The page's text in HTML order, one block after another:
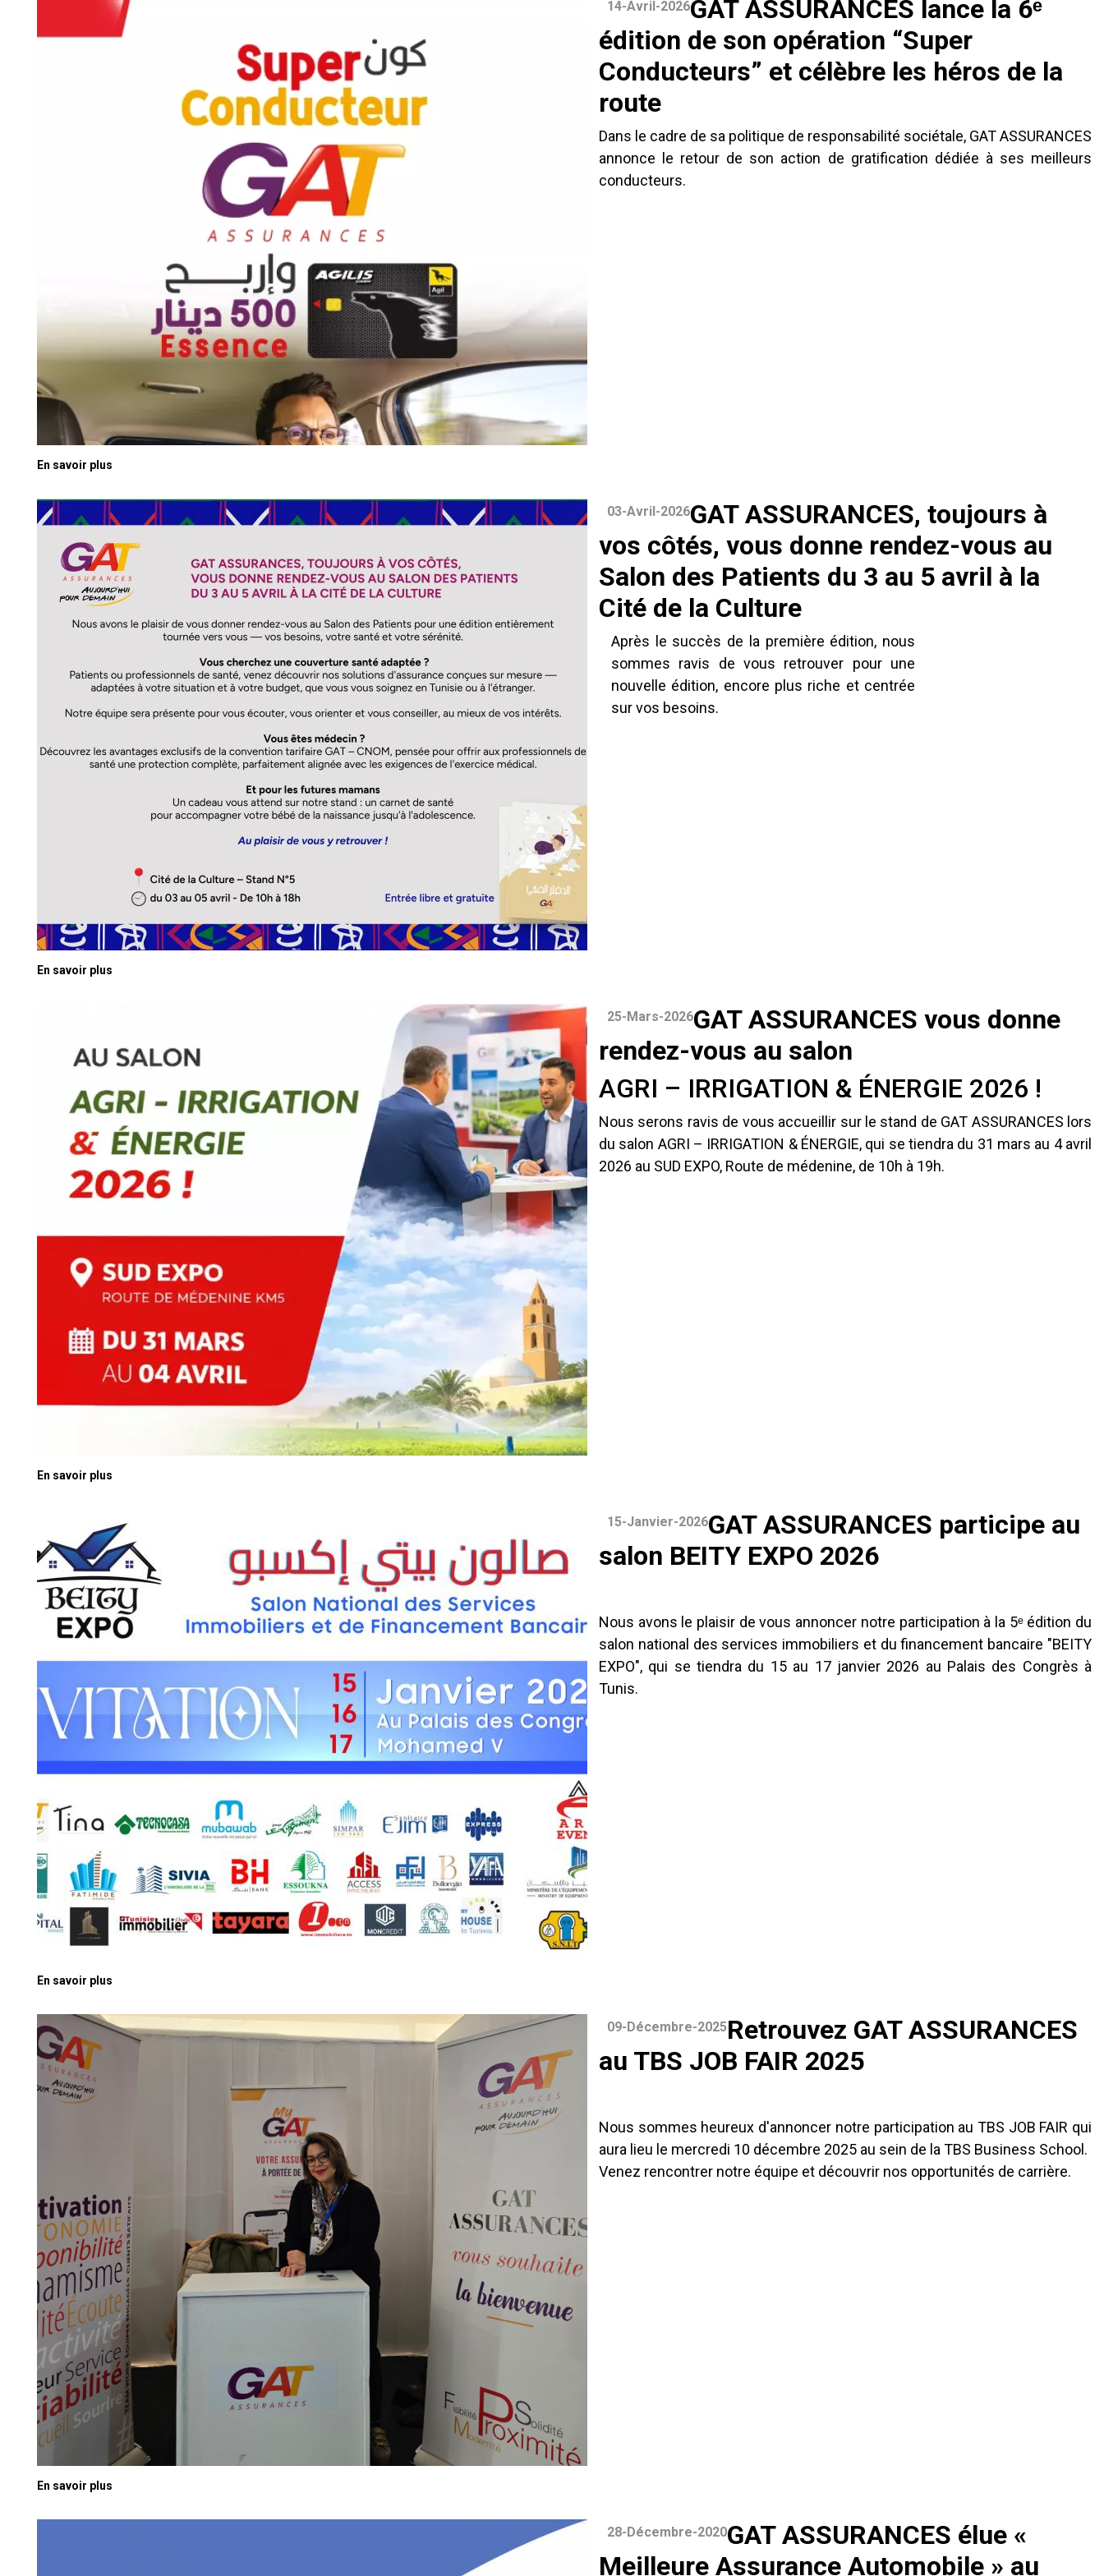
14-Avril-2026GAT ASSURANCES lance la 6ᵉ
édition de son opération “Super
Conducteurs” et célèbre les héros de la
route
Dans le cadre de sa politique de responsabilité sociétale, GAT ASSURANCES
annonce le retour de son action de gratification dédiée à ses meilleurs
conducteurs.
En savoir plus
03-Avril-2026GAT ASSURANCES, toujours à
vos côtés, vous donne rendez-vous au
Salon des Patients du 3 au 5 avril à la
Cité de la Culture
Après le succès de la première édition, nous
sommes ravis de vous retrouver pour une
nouvelle édition, encore plus riche et centrée
sur vos besoins.
En savoir plus
25-Mars-2026GAT ASSURANCES vous donne
rendez-vous au salon
AGRI – IRRIGATION & ÉNERGIE 2026 !
Nous serons ravis de vous accueillir sur le stand de GAT ASSURANCES lors
du salon AGRI – IRRIGATION & ÉNERGIE, qui se tiendra du 31 mars au 4 avril
2026 au SUD EXPO, Route de médenine, de 10h à 19h.
En savoir plus
15-Janvier-2026GAT ASSURANCES participe au
salon BEITY EXPO 2026
Nous avons le plaisir de vous annoncer notre participation à la 5ᵉ édition du
salon national des services immobiliers et du financement bancaire "BEITY
EXPO", qui se tiendra du 15 au 17 janvier 2026 au Palais des Congrès à
Tunis.
En savoir plus
09-Décembre-2025Retrouvez GAT ASSURANCES
au TBS JOB FAIR 2025
Nous sommes heureux d'annoncer notre participation au TBS JOB FAIR qui
aura lieu le mercredi 10 décembre 2025 au sein de la TBS Business School.
Venez rencontrer notre équipe et découvrir nos opportunités de carrière.
En savoir plus
28-Décembre-2020GAT ASSURANCES élue «
Meilleure Assurance Automobile » au